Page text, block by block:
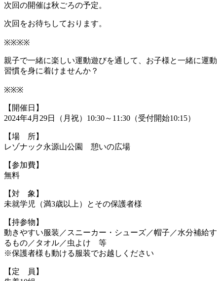
次回の開催は秋ごろの予定。
次回をお待ちしております。
※※※※
親子で一緒に楽しい運動遊びを通して、お子様と一緒に運動
習慣を身に着けませんか？
※※※
【開催日】
2024年4月29日（月祝）10:30～11:30（受付開始10:15）
【場 所】
レゾナック永源山公園 憩いの広場
【参加費】
無料
【対 象】
未就学児（満3歳以上）とその保護者様
【持参物】
動きやすい服装／スニーカー・シューズ／帽子／水分補給す
るもの／タオル／虫よけ 等
※保護者様も動ける服装でお越しください
【定 員】